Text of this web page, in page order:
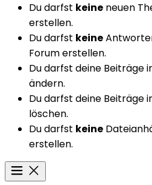
Du darfst keine neuen
erstellen.
Du darfst keine
Forum erstellen.
Du darfst deine Beiträge
ändern.
Du darfst deine Beiträge
löschen.
Du darfst keine
erstellen.